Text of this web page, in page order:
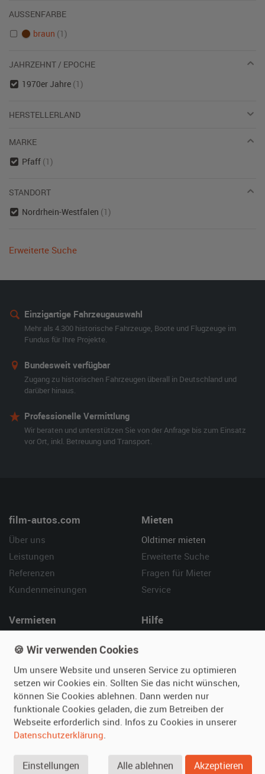
AUSSENFARBE
braun (1)
JAHRZEHNT / EPOCHE
1970er Jahre (1)
HERSTELLERLAND
MARKE
Pfaff (1)
STANDORT
Nordrhein-Westfalen (1)
Erweiterte Suche
Einzigartige Fahrzeugauswahl
Mehr als 4.300 historische Fahrzeuge, Boote und Flugzeuge im
Fundus für Ihre Projekte.
Bundesweit verfügbar
Zugang zu historischen Fahrzeugen überall in Deutschland und
darüber hinaus.
Professionelle Vermittlung
Wir beraten und unterstützen Sie von der Anfrage bis zum Einsatz
vor Ort, inkl. Betreuung und Transport.
film-autos.com
Über uns
Leistungen
Referenzen
Kundenmeinungen
Mieten
Oldtimer mieten
Erweiterte Suche
Fragen für Mieter
Service
Vermieten
Fotos senden
Fragen für Vermieter
Inserat verwalten
Hilfe
Kontakt
SPECIAL
Berühmte Filmautos –
🍪 Wir verwenden Cookies
Um unsere Website und unseren Service zu optimieren
setzen wir Cookies ein. Sollten Sie das nicht wünschen,
können Sie Cookies ablehnen. Dann werden nur
funktionale Cookies geladen, die zum Betreiben der
Webseite erforderlich sind. Infos zu Cookies in unserer
Datenschutzerklärung.
Einstellungen Alle ablehnen Akzeptieren